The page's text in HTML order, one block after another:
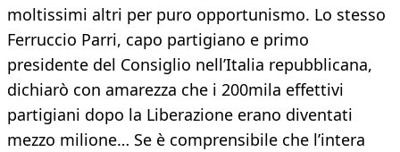
moltissimi altri per puro opportunismo. Lo stesso
Ferruccio Parri, capo partigiano e primo
presidente del Consiglio nell’Italia repubblicana,
dichiarò con amarezza che i 200mila effettivi
partigiani dopo la Liberazione erano diventati
mezzo milione… Se è comprensibile che l’intera